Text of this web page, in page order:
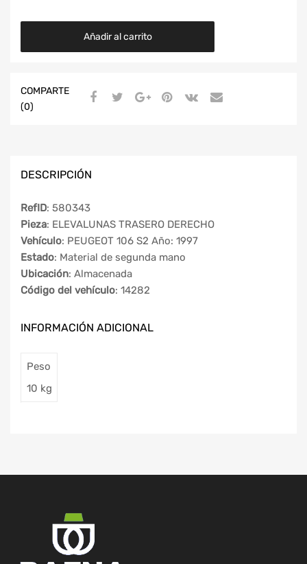
Añadir al carrito
COMPARTE
(0)
DESCRIPCIÓN
RefID: 580343
Pieza: ELEVALUNAS TRASERO DERECHO
Vehículo: PEUGEOT 106 S2 Año: 1997
Estado: Material de segunda mano
Ubicación: Almacenada
Código del vehículo: 14282
INFORMACIÓN ADICIONAL
Peso
10 kg